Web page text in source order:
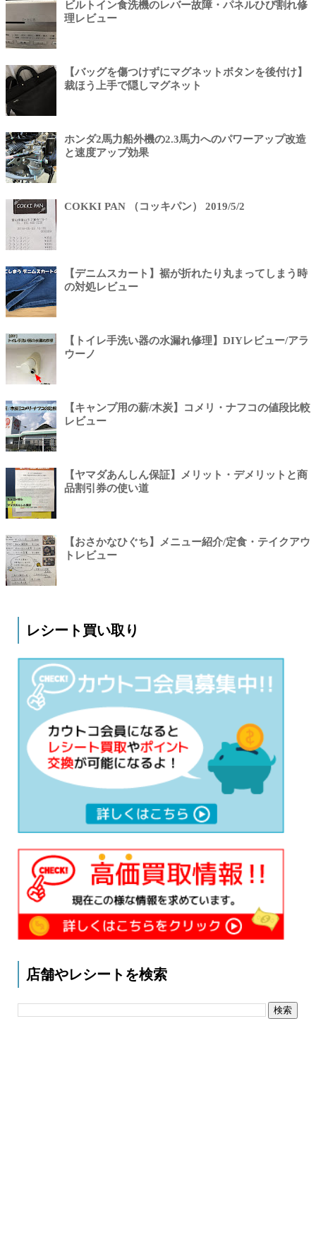
ビルトイン食洗機のレバー故障・パネルひび割れ修
理レビュー
【バッグを傷つけずにマグネットボタンを後付け】
裁ほう上手で隠しマグネット
ホンダ2馬力船外機の2.3馬力へのパワーアップ改造
と速度アップ効果
COKKI PAN （コッキパン） 2019/5/2
【デニムスカート】裾が折れたり丸まってしまう時
の対処レビュー
【トイレ手洗い器の水漏れ修理】DIYレビュー/アラ
ウーノ
【キャンプ用の薪/木炭】コメリ・ナフコの値段比較
レビュー
【ヤマダあんしん保証】メリット・デメリットと商
品割引券の使い道
【おさかなひぐち】メニュー紹介/定食・テイクアウ
トレビュー
レシート買い取り
店舗やレシートを検索